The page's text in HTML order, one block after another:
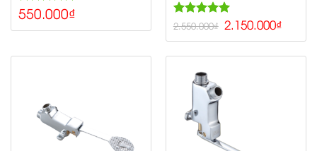
Rated5.00
out of 5
550.000₫
Rated5.00
2.550.000₫ 2.150.000₫